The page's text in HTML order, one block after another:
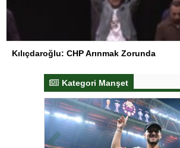
Kılıçdaroğlu: CHP Arınmak Zorunda
Kategori Manşet